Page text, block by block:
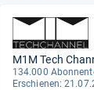
M1M Tech
134.000
Erschienen: